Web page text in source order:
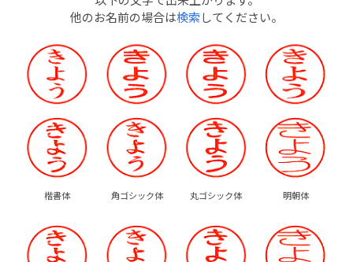
他のお名前の場合は検索してください。
楷書体 角ゴシック体 丸ゴシック体 明朝体